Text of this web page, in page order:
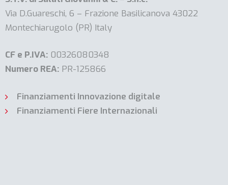
Via D.Guareschi, 6 – Frazione Basilicanova 43022
Montechiarugolo (PR) Italy
CF e P.IVA: 00326080348
Numero REA: PR-125866
Finanziamenti Innovazione digitale
Finanziamenti Fiere Internazionali